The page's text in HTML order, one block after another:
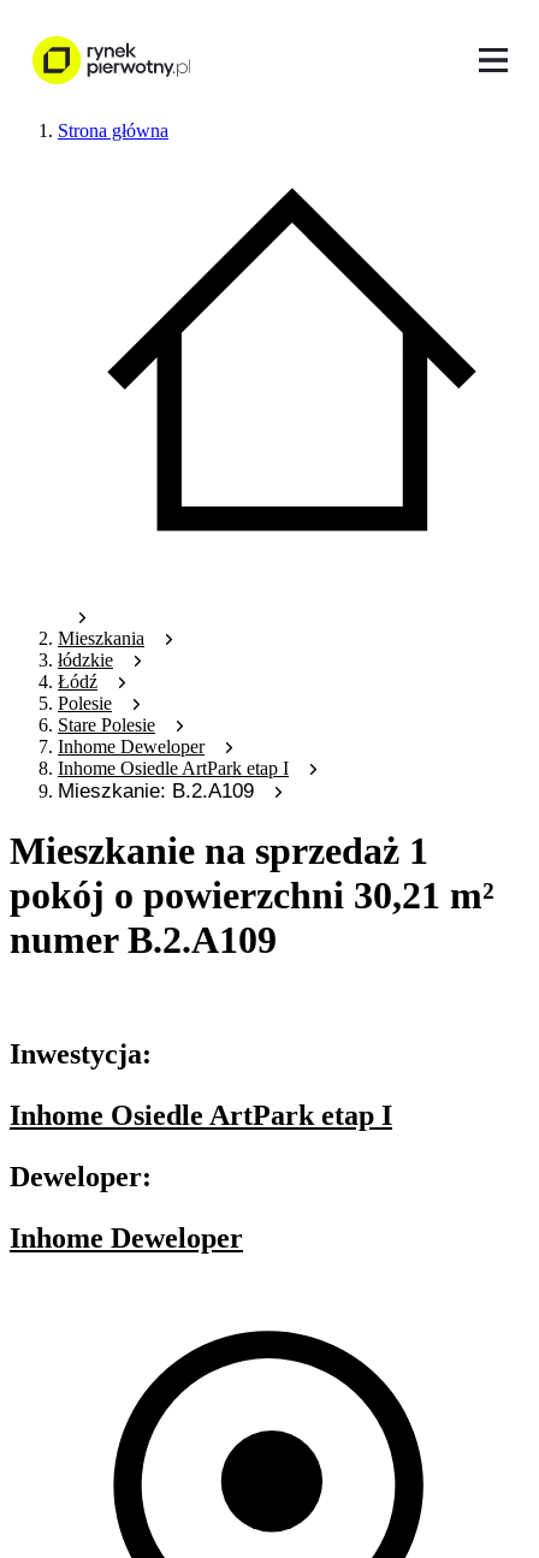
Strona główna
Mieszkania
łódzkie
Łódź
Polesie
Stare Polesie
Inhome Deweloper
Inhome Osiedle ArtPark etap I
Mieszkanie: B.2.A109
Mieszkanie na sprzedaż 1
pokój o powierzchni 30,21 m²
numer B.2.A109
Inwestycja:
Inhome Osiedle ArtPark etap I
Deweloper:
Inhome Deweloper